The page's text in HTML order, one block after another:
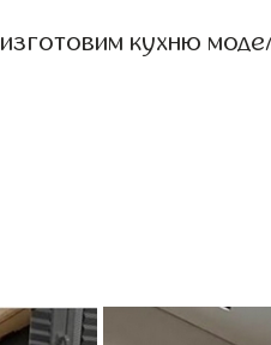
изготовим кухню